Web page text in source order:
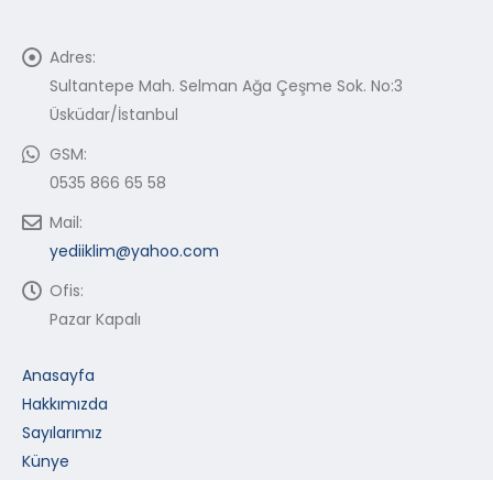
Adres:
Sultantepe Mah. Selman Ağa Çeşme Sok. No:3
Üsküdar/İstanbul
GSM:
0535 866 65 58
Mail:
yediiklim@yahoo.com
Ofis:
Pazar Kapalı
Anasayfa
Hakkımızda
Sayılarımız
Künye